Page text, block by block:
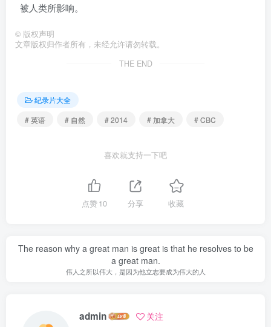
被人类所影响。
© 版权声明
文章版权归作者所有，未经允许请勿转载。
THE END
纪录片大全
# 英语
# 自然 # 2014 # 加拿大 # CBC
喜欢就支持一下吧
点赞10 分享 收藏
The reason why a great man is great is that he resolves to be
a great man.
伟人之所以伟大，是因为他立志要成为伟大的人
admin 关注